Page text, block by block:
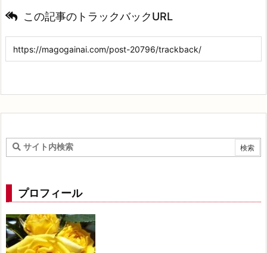
この記事のトラックバックURL
プロフィール